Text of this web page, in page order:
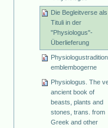
Die Begleitverse als
Tituli in der
"Physiologus"-
Überlieferung
emblembogerne
Physiologus. The
ancient book of
beasts, plants and
stones, trans. from
Greek and other